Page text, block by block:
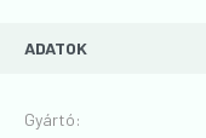
ADATOK
Gyártó: